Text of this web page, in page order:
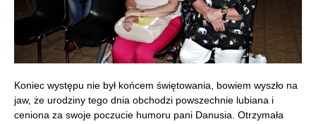
Koniec występu nie był końcem świętowania, bowiem wyszło na
jaw, że urodziny tego dnia obchodzi powszechnie lubiana i
ceniona za swoje poczucie humoru pani Danusia. Otrzymała